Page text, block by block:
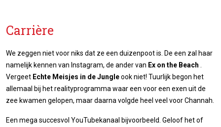
Carrière
We zeggen niet voor niks dat ze een duizenpoot is. De een zal haar
namelijk kennen van Instagram, de ander van Ex on the Beach
Vergeet Echte Meisjes in de Jungleook niet! Tuurlijk begon het
allemaal bij het realityprogramma waar een voor een exen uit de
zee kwamen gelopen, maar daarna volgde heel veel voor Channah.
Een mega succesvol YouTubekanaal bijvoorbeeld. Geloof het of